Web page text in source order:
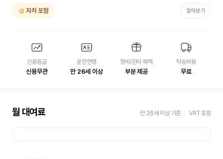
자차 포함 알아보기
신용등급
신용무관
운전연령
만 26세 이상
정비/관리 혜택
부분 제공
탁송비용
무료
월 대여료 만 26세 이상 기준 VAT 포함